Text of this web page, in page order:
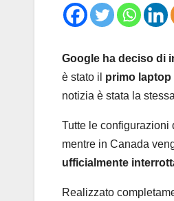
Google ha deciso di
è stato il primo laptop
notizia è stata la
Tutte le configurazioni
mentre in Canada
ufficialmente
Realizzato